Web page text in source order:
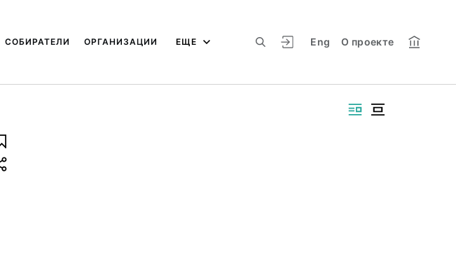
Eng О проекте
СОБИРАТЕЛИ ОРГАНИЗАЦИИ ЕЩЕ